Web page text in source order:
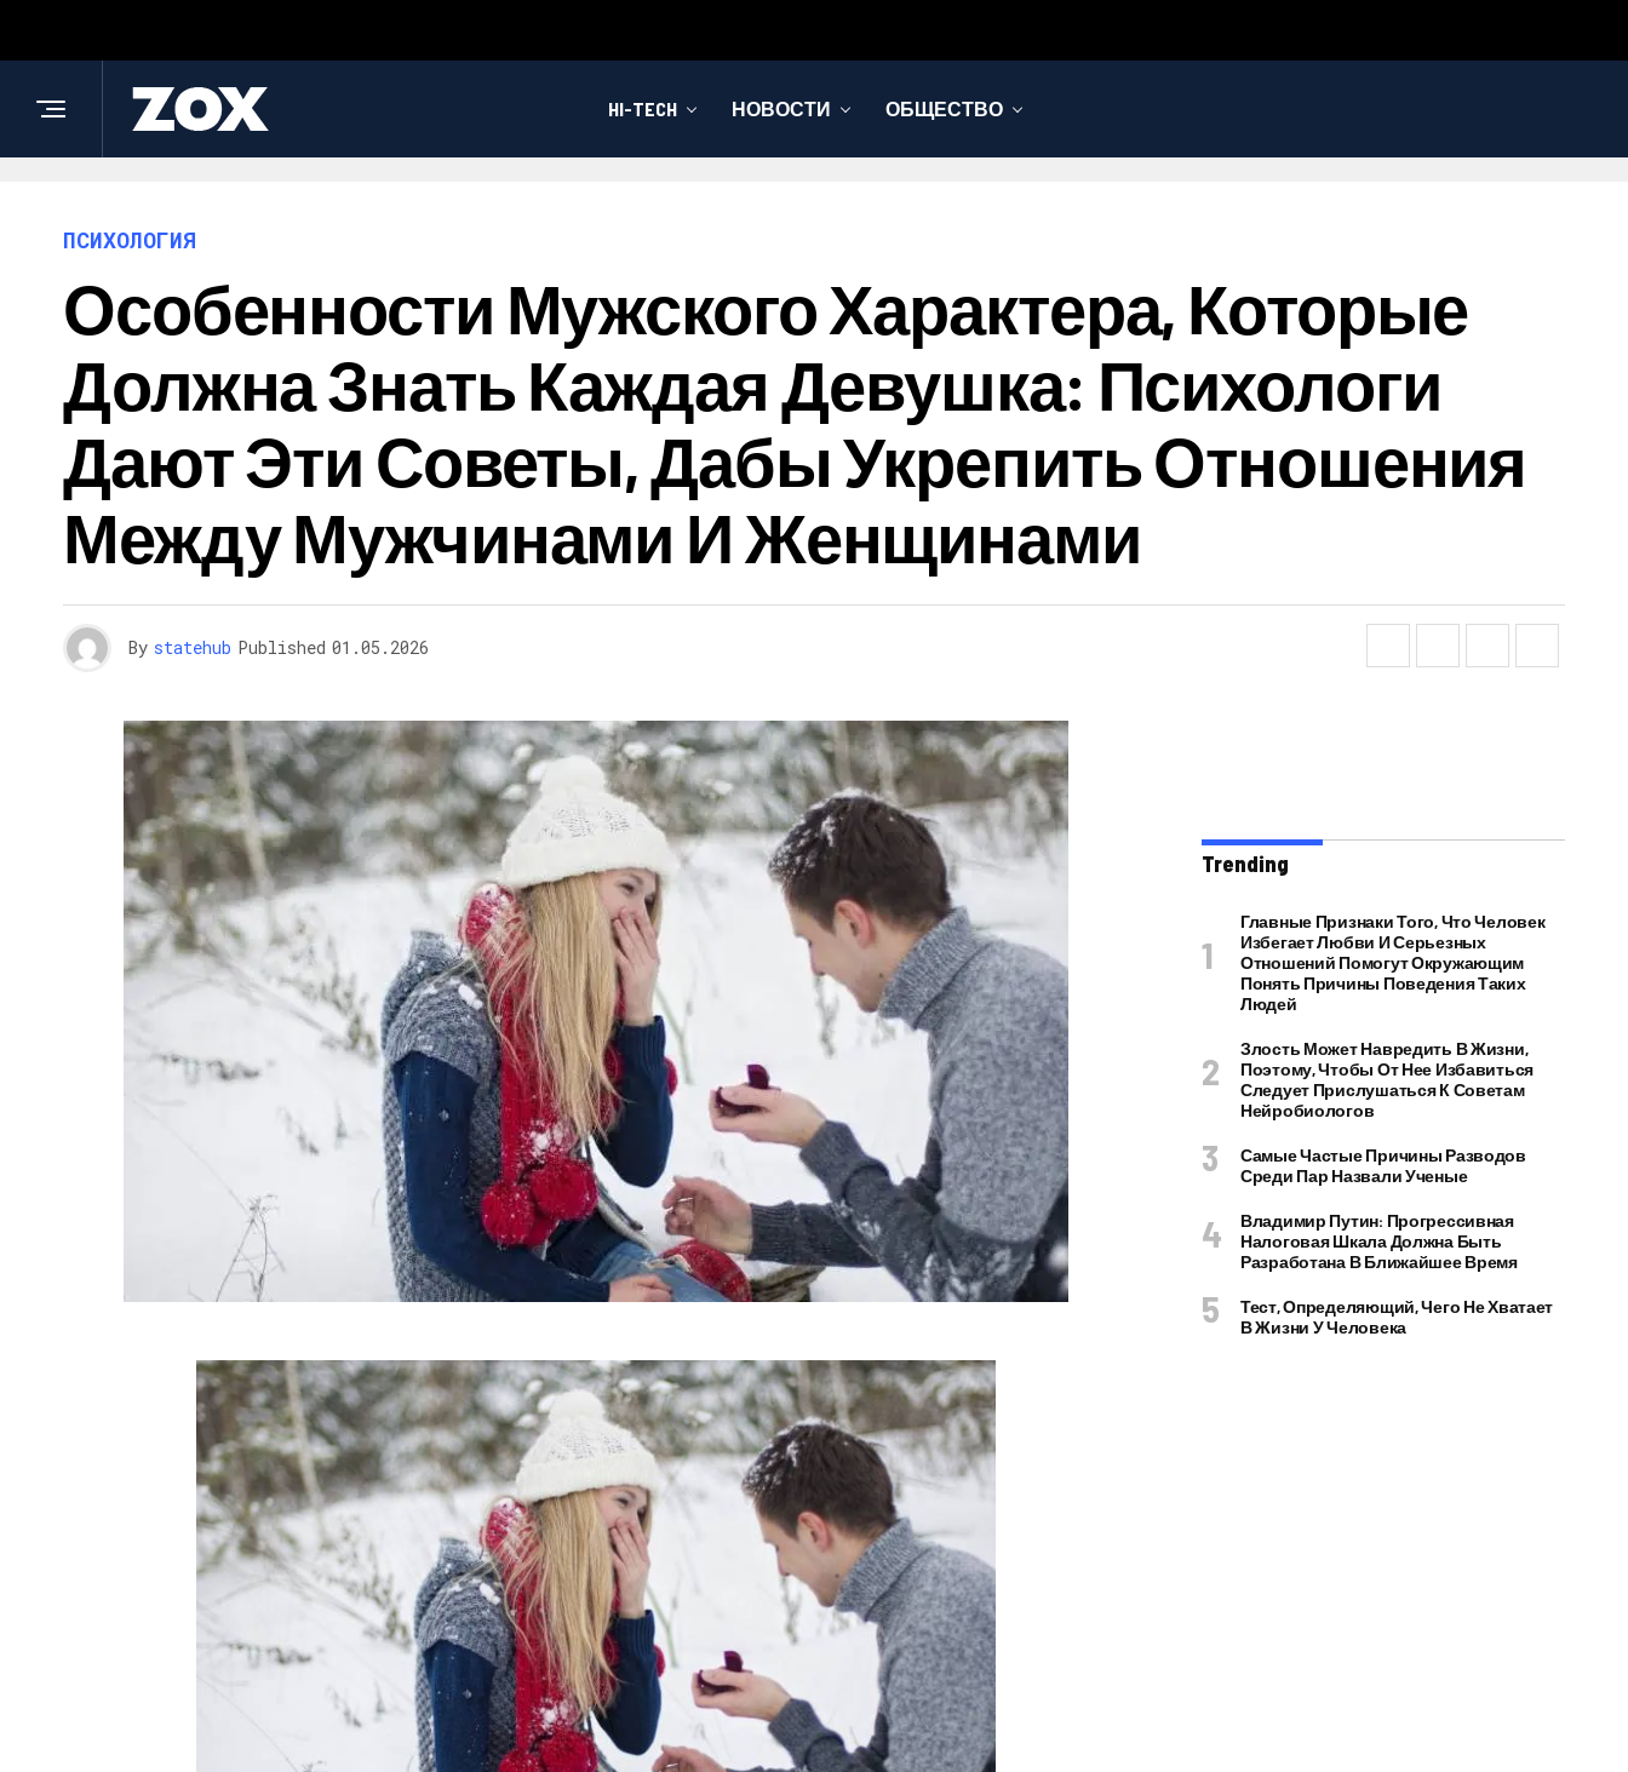
HI-TECH НОВОСТИ ОБЩЕСТВО
ПСИХОЛОГИЯ
Особенности Мужского Характера, Которые
Должна Знать Каждая Девушка: Психологи
Дают Эти Советы, Дабы Укрепить Отношения
Между Мужчинами И Женщинами
By statehub Published 01.05.2026
Trending
Главные Признаки Того, Что Человек
Избегает Любви И Серьезных
Отношений Помогут Окружающим
Понять Причины Поведения Таких
Людей
Злость Может Навредить В Жизни,
Поэтому, Чтобы От Нее Избавиться
Следует Прислушаться К Советам
Нейробиологов
Самые Частые Причины Разводов
Среди Пар Назвали Ученые
Владимир Путин: Прогрессивная
Налоговая Шкала Должна Быть
Разработана В Ближайшее Время
Тест, Определяющий, Чего Не Хватает
В Жизни У Человека